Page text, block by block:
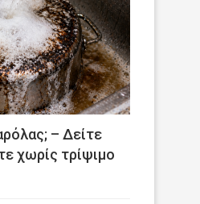
– Δείτε
χωρίς τρίψιμο